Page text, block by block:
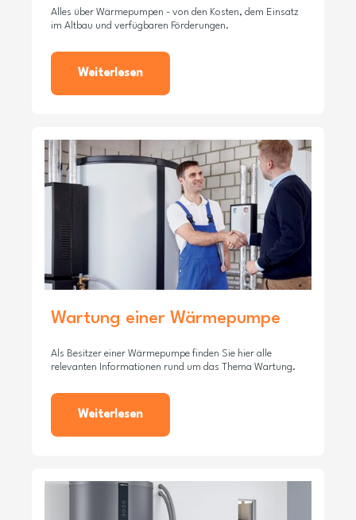
Alles über Wärmepumpen - von den Kosten, dem Einsatz
im Altbau und verfügbaren Förderungen.
Weiterlesen
Wartung einer Wärmepumpe
Als Besitzer einer Wärmepumpe finden Sie hier alle
relevanten Informationen rund um das Thema Wartung.
Weiterlesen